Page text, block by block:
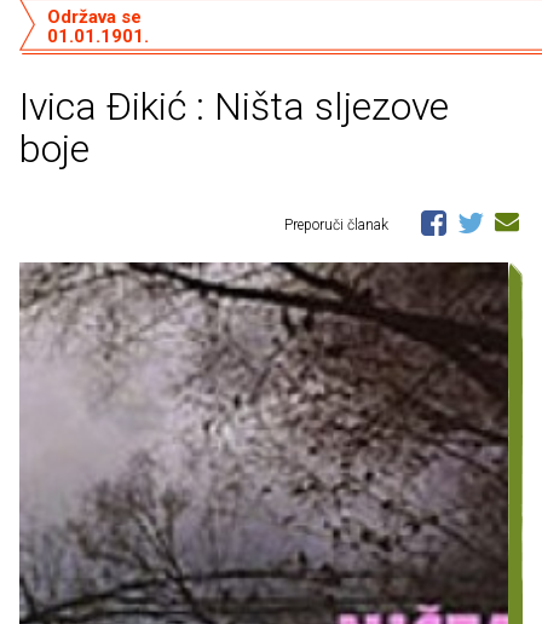
Ivica Ðikić : Ništa sljezove
boje
Održava se
01.01.1901.
Preporuči članak